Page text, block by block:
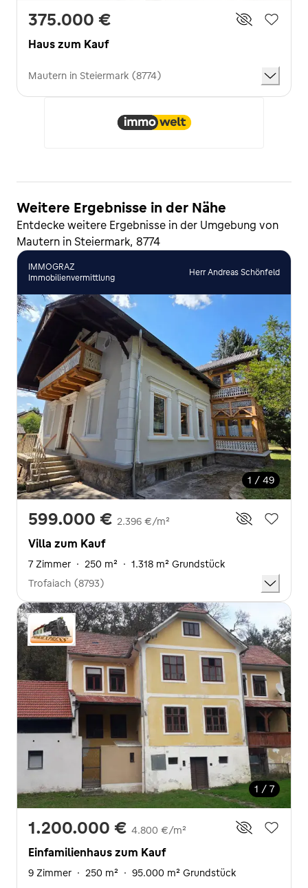
375.000 €
Haus zum Kauf
Mautern in Steiermark (8774)
Weitere Ergebnisse in der Nähe
Entdecke weitere Ergebnisse in der Umgebung von
Mautern in Steiermark, 8774
IMMOGRAZ
Immobilienvermittlung
Herr Andreas Schönfeld
1 / 49
599.000 € 2.396 €/m²
Villa zum Kauf
7 Zimmer · 250 m² · 1.318 m² Grundstück
Trofaiach (8793)
1 / 7
1.200.000 € 4.800 €/m²
Einfamilienhaus zum Kauf
9 Zimmer · 250 m² · 95.000 m² Grundstück